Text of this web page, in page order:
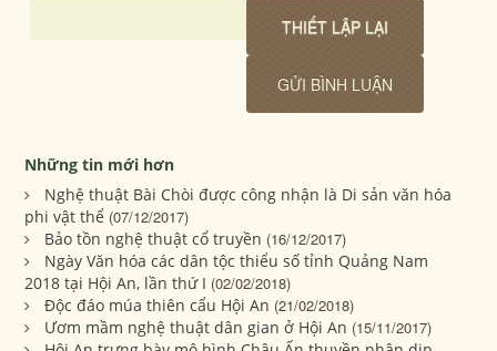
Những tin mới hơn
Nghệ thuật Bài Chòi được công nhận là Di sản văn hóa
phi vật thể (07/12/2017)
Bảo tồn nghệ thuật cổ truyền (16/12/2017)
Ngày Văn hóa các dân tộc thiểu số tỉnh Quảng Nam
2018 tại Hội An, lần thứ I (02/02/2018)
Độc đáo múa thiên cẩu Hội An (21/02/2018)
Ươm mầm nghệ thuật dân gian ở Hội An (15/11/2017)